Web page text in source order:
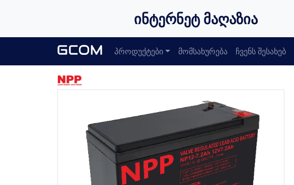
ინტერნეტ მაღაზია
პროდუქტები მომსახურება ჩვენს შესახებ